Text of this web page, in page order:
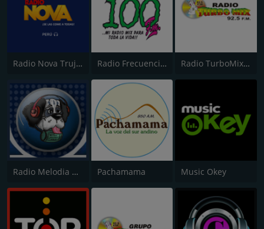
Radio Nova Trujillo 105.1 FM Radio Frecuencia 100 Radio TurboMix FM
Radio Melodia AM Pachamama Music Okey